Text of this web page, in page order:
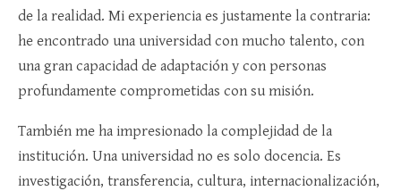
de la realidad. Mi experiencia es justamente la contraria:
he encontrado una universidad con mucho talento, con
una gran capacidad de adaptación y con personas
profundamente comprometidas con su misión.
También me ha impresionado la complejidad de la
institución. Una universidad no es solo docencia. Es
investigación, transferencia, cultura, internacionalización,